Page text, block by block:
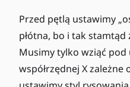
Przed pętlą ustawimy
płótna, bo i tak
Musimy tylko wziąć
współrzędnej X